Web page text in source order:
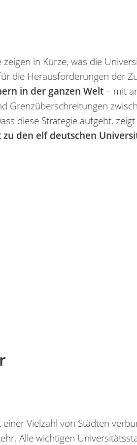
zeigen in Kürze, was die
die Herausforderungen der
in der ganzen Welt– mit
Grenzüberschreitungen
diese Strategie aufgeht,
den elf deutschen
Vielzahl von Städten
Alle wichtigen